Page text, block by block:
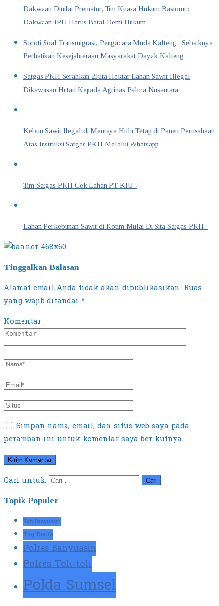
Dakwaan Dinilai Prematur, Tim Kuasa Hukum Bastomi :
Dakwaan JPU Harus Batal Demi Hukum
Soroti Soal Transmigrasi, Pengacara Muda Kalteng : Sebaiknya
Perhatikan Kesejahteraan Masyarakat Dayak Kalteng
Satgas PKH Serahkan 2Juta Hektar Lahan Sawit Illegal
Dikawasan Hutan Kepada Agrinas Palma Nusantara
Kebun Sawit Ilegal di Mentaya Hulu Tetap di Panen Perusahaan
Atas Instruksi Satgas PKH Melalui Whatsapp
Tim Satgas PKH Cek Lahan PT KIU
Lahan Perkebunan Sawit di Kotim Mulai Di Sita Satgas PKH
Tinggalkan Balasan
Alamat email Anda tidak akan dipublikasikan. Ruas
yang wajib ditandai *
Komentar
Simpan nama, email, dan situs web saya pada
peramban ini untuk komentar saya berikutnya.
Cari untuk:
Topik Populer
Kab Banyuasin
Tag Berita
Polres Banyuasin
Polres Toli-toli
Polda Sumsel